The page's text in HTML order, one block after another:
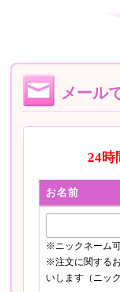
メール
24時
お名前
※ニックネーム
※注文に関する
いします（ニッ